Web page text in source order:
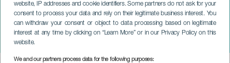
website, IP addresses and cookie identifiers. Some partners do not ask for your
consent to process your data and rely on their legitimate business interest. You
can withdraw your consent or object to data processing based on legitimate
interest at any time by clicking on “Learn More” or in our Privacy Policy on this
website.
We and our partners process data for the following purposes:
Zvuky moře
LANZAROTE